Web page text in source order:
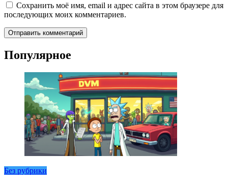
Сохранить моё имя, email и адрес сайта в этом браузере для
последующих моих комментариев.
Популярное
Без рубрики